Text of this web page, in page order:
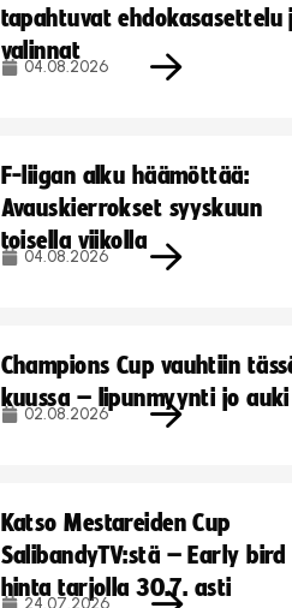
tapahtuvat ehdokasasettelu
valinnat
04.08.2026
F-liigan alku häämöttää:
Avauskierrokset syyskuun
toisella viikolla
04.08.2026
Champions Cup vauhtiin
kuussa – lipunmyynti jo auki
02.08.2026
Katso Mestareiden Cup
SalibandyTV:stä – Early
hinta tarjolla 30.7. asti
24.07.2026